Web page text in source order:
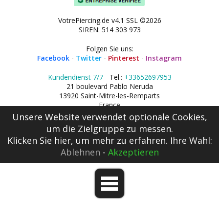
VotrePiercing.de v4.1 SSL ©2026
SIREN: 514 303 973
Folgen Sie uns:
Facebook - Twitter - Pinterest - Instagram
Kundendienst 7/7- Tel.: +33652697953
21 boulevard Pablo Neruda
13920 Saint-Mitre-les-Remparts
France
Unsere Website verwendet optionale Cookies,
um die Zielgruppe zu messen.
Klicken Sie hier, um mehr zu erfahren. Ihre Wahl:
Ablehnen - Akzeptieren